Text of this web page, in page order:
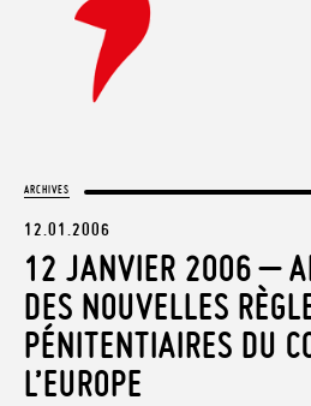
ARCHIVES
12.01.2006
12 JANVIER 2006 –
DES NOUVELLES
PÉNITENTIAIRES DU
L’EUROPE